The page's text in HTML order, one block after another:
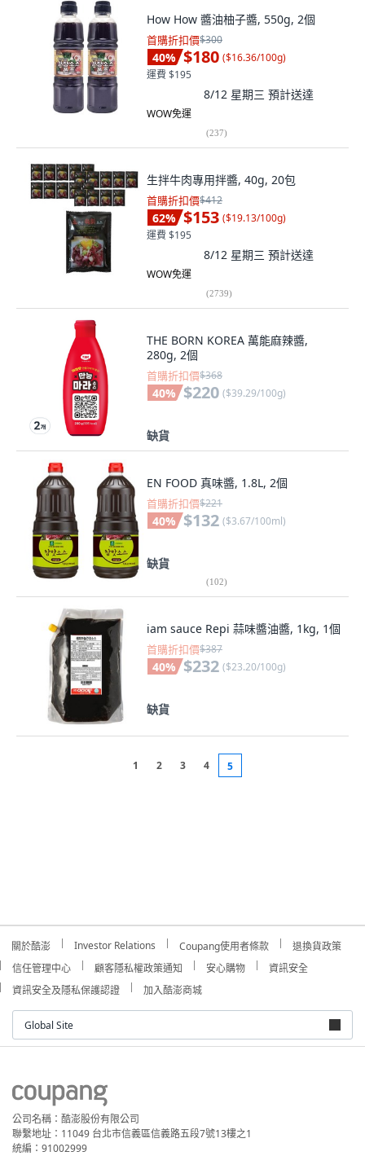
How How 醬油柚子醬, 550g, 2個
首購折扣價$300
40% $180 ($16.36/100g)
運費 $195
8/12 星期三 預計送達
WOW免運
(237)
生拌牛肉專用拌醬, 40g, 20包
首購折扣價$412
62% $153 ($19.13/100g)
運費 $195
8/12 星期三 預計送達
WOW免運
(2739)
THE BORN KOREA 萬能麻辣醬,
280g, 2個
首購折扣價$368
40% $220 ($39.29/100g)
缺貨
EN FOOD 真味醬, 1.8L, 2個
首購折扣價$221
40% $132 ($3.67/100ml)
缺貨
(102)
iam sauce Repi 蒜味醬油醬, 1kg, 1個
首購折扣價$387
40% $232 ($23.20/100g)
缺貨
1 2 3 4 5
關於酷澎 Investor Relations Coupang使用者條款
退換貨政策
信任管理中心
顧客隱私權政策通知 安心購物
資訊安全
資訊安全及隱私保護認證
加入酷澎商城
Global Site
公司名稱：酷澎股份有限公司
聯繫地址：11049 台北市信義區信義路五段7號13樓之1
統編：91002999